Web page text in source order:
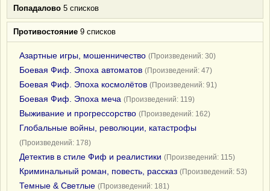
Попадалово 5 списков
Противостояние 9 списков
Азартные игры, мошенничество (Произведений: 30)
Боевая Фиф. Эпоха автоматов (Произведений: 47)
Боевая Фиф. Эпоха космолётов (Произведений: 91)
Боевая Фиф. Эпоха меча (Произведений: 119)
Выживание и прогрессорство (Произведений: 162)
Глобальные войны, революции, катастрофы
(Произведений: 178)
Детектив в стиле Фиф и реалистики (Произведений: 115)
Криминальный роман, повесть, рассказ (Произведений: 53)
Темные & Светлые (Произведений: 181)